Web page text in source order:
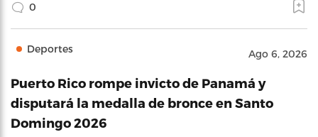
0
Deportes Ago 6, 2026
Puerto Rico rompe invicto de Panamá y
disputará la medalla de bronce en Santo
Domingo 2026